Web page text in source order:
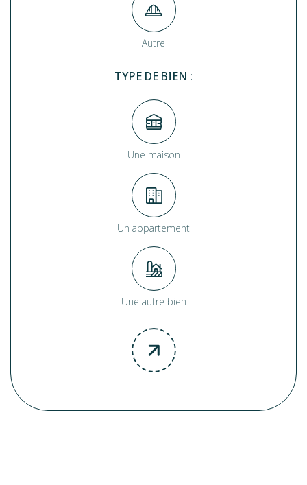
Autre
TYPE DE BIEN :
Une maison
Un appartement
Une autre bien